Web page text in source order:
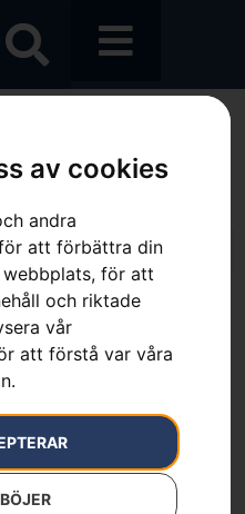
av cookies
andra
att förbättra din
för att
och riktade
vår
att förstå var våra